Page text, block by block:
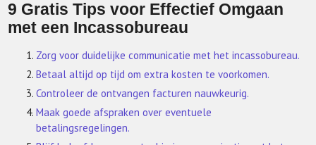
9 Gratis Tips voor Effectief Omgaan
met een Incassobureau
Zorg voor duidelijke communicatie met het incassobureau.
Betaal altijd op tijd om extra kosten te voorkomen.
Controleer de ontvangen facturen nauwkeurig.
Maak goede afspraken over eventuele
betalingsregelingen.